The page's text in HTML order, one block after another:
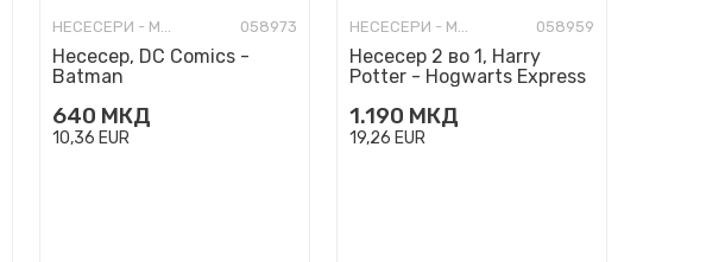
НЕСЕСЕРИ - МОДНИ 058973
Несесер, DC Comics -
Batman
640 МКД
10,36 EUR
НЕСЕСЕРИ - МОДНИ 058959
Несесер 2 во 1, Harry
Potter - Hogwarts Express
1.190 МКД
19,26 EUR